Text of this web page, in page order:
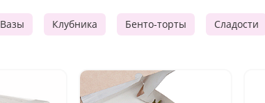
Вазы Клубника Бенто-торты Сладости